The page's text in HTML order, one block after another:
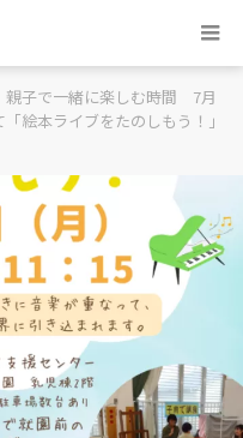
親子で一緒に楽しむ時間 7月
絵本ライブをたのしもう！」